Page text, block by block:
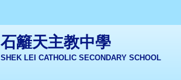
石籬天主教中學
SHEK LEI CATHOLIC SECONDARY SCHOOL